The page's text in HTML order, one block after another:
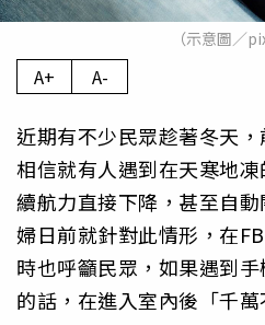
（示意圖／
A+ A-
近期有不少民眾趁著冬天
相信就有人遇到在天寒地
續航力直接下降，甚至自
婦日前就針對此情形，在
時也呼籲民眾，如果遇到
的話，在進入室內後「千萬